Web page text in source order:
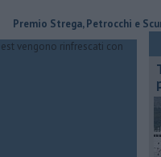
Strega, Petrocchi e Scurati